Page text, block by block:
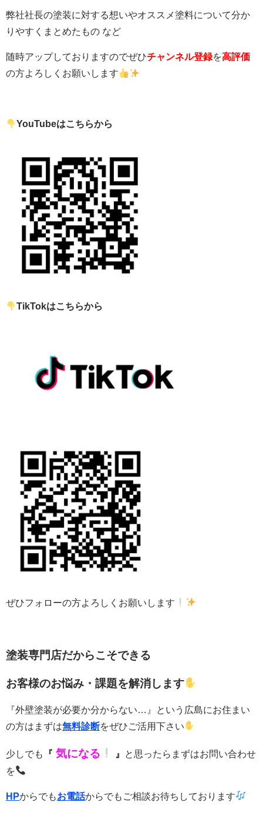
弊社社長の塗装に対する想いやオススメ塗料について分か
りやすくまとめたもの など
随時アップしておりますのでぜひチャンネル登録を高評価
の方よろしくお願いします
YouTubeはこちらから
TikTokはこちらから
ぜひフォローの方よろしくお願いします
塗装専門店だからこそできる
お客様のお悩み・課題を解消します
『外壁塗装が必要か分からない…』という広島にお住まい
の方はまずは無料診断をぜひご活用下さい
少しでも 『 気になる 』
と思ったらまずはお問い合わせ
を
HPからでもお電話からでもご相談お待ちしております